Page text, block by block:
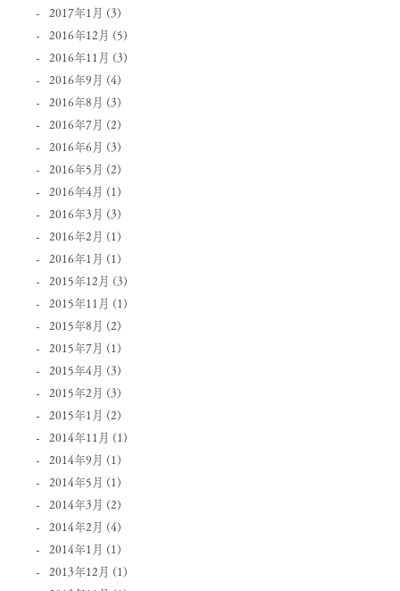
2017年1月 (3)
2016年12月 (5)
2016年11月 (3)
2016年9月 (4)
2016年8月 (3)
2016年7月 (2)
2016年6月 (3)
2016年5月 (2)
2016年4月 (1)
2016年3月 (3)
2016年2月 (1)
2016年1月 (1)
2015年12月 (3)
2015年11月 (1)
2015年8月 (2)
2015年7月 (1)
2015年4月 (3)
2015年2月 (3)
2015年1月 (2)
2014年11月 (1)
2014年9月 (1)
2014年5月 (1)
2014年3月 (2)
2014年2月 (4)
2014年1月 (1)
2013年12月 (1)